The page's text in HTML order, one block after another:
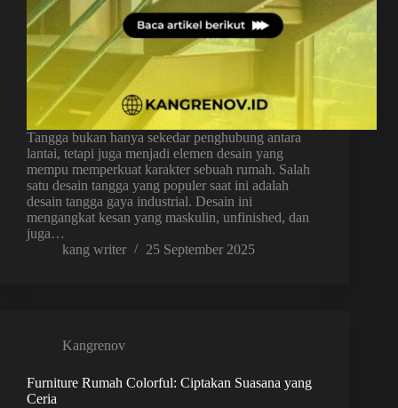
Tangga bukan hanya sekedar penghubung antara
lantai, tetapi juga menjadi elemen desain yang
mempu memperkuat karakter sebuah rumah. Salah
satu desain tangga yang populer saat ini adalah
desain tangga gaya industrial. Desain ini
mengangkat kesan yang maskulin, unfinished, dan
juga…
kang writer
25 September 2025
Kangrenov
Furniture Rumah Colorful: Ciptakan Suasana yang
Ceria